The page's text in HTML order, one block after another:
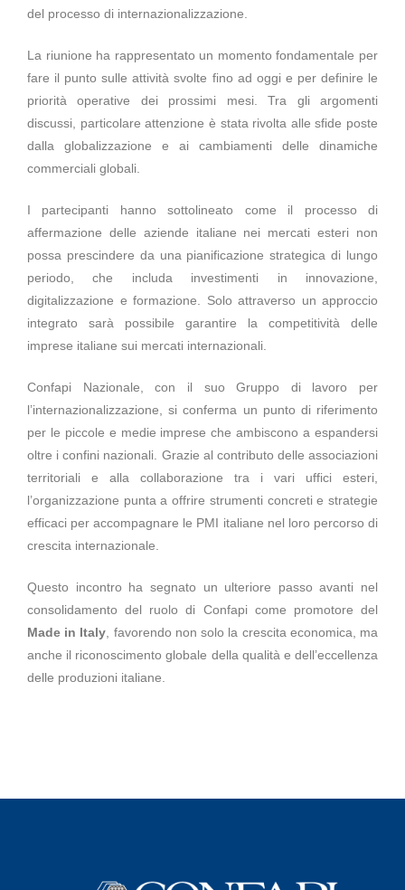
del processo di internazionalizzazione.
La riunione ha rappresentato un momento fondamentale per
fare il punto sulle attività svolte fino ad oggi e per definire le
priorità operative dei prossimi mesi. Tra gli argomenti
discussi, particolare attenzione è stata rivolta alle sfide poste
dalla globalizzazione e ai cambiamenti delle dinamiche
commerciali globali.
I partecipanti hanno sottolineato come il processo di
affermazione delle aziende italiane nei mercati esteri non
possa prescindere da una pianificazione strategica di lungo
periodo, che includa investimenti in innovazione,
digitalizzazione e formazione. Solo attraverso un approccio
integrato sarà possibile garantire la competitività delle
imprese italiane sui mercati internazionali.
Confapi Nazionale, con il suo Gruppo di lavoro per
l’internazionalizzazione, si conferma un punto di riferimento
per le piccole e medie imprese che ambiscono a espandersi
oltre i confini nazionali. Grazie al contributo delle associazioni
territoriali e alla collaborazione tra i vari uffici esteri,
l’organizzazione punta a offrire strumenti concreti e strategie
efficaci per accompagnare le PMI italiane nel loro percorso di
crescita internazionale.
Questo incontro ha segnato un ulteriore passo avanti nel
consolidamento del ruolo di Confapi come promotore del
Made in Italy , favorendo non solo la crescita economica, ma
anche il riconoscimento globale della qualità e dell’eccellenza
delle produzioni italiane.